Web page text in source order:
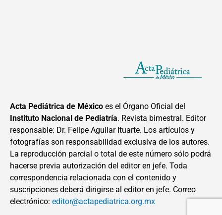
Acta Pediátrica de México es el Órgano Oficial del
Instituto Nacional de Pediatría. Revista bimestral. Editor
responsable: Dr. Felipe Aguilar Ituarte. Los artículos y
fotografías son responsabilidad exclusiva de los autores.
La reproducción parcial o total de este número sólo podrá
hacerse previa autorización del editor en jefe. Toda
correspondencia relacionada con el contenido y
suscripciones deberá dirigirse al editor en jefe. Correo
electrónico: editor@actapediatrica.org.mx